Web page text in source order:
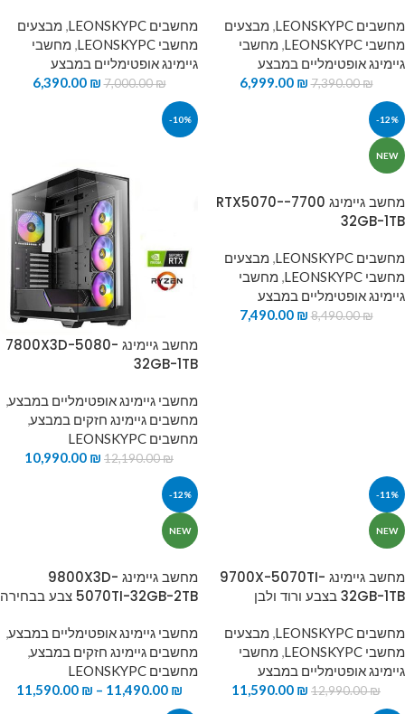
מחשבים LEONSKYPC , מבצעים
מחשבי LEONSKYPC
, מחשבי
גיימינג אופטימליים במבצע
7,390.00₪
6,999.00 ₪
מחשבים LEONSKYPC , מבצעים
מחשבי LEONSKYPC
, מחשבי
גיימינג אופטימליים במבצע
7,000.00₪
6,390.00 ₪
-12%
NEW
מחשב גיימינג 7700-RTX5070-
32GB-1TB
מחשבים LEONSKYPC , מבצעים
מחשבי LEONSKYPC
, מחשבי
גיימינג אופטימליים במבצע
8,490.00₪
7,490.00 ₪
-10%
מחשב גיימינג 7800X3D-5080-
32GB-1TB
מחשבי גיימינג אופטימליים במבצע,
מחשבים גיימינג חזקים במבצע,
מחשבים LEONSKYPC
12,190.00₪
10,990.00 ₪
-11%
NEW
מחשב גיימינג 9700X-5070TI-
32GB-1TB בצבע ורוד ולבן
מחשבים LEONSKYPC , מבצעים
מחשבי LEONSKYPC
, מחשבי
גיימינג אופטימליים במבצע
12,990.00₪
11,590.00 ₪
-12%
NEW
מחשב גיימינג 9800X3D-
5070TI-32GB-2TB צבע בבחירה
מחשבי גיימינג אופטימליים במבצע,
מחשבים גיימינג חזקים במבצע,
מחשבים LEONSKYPC
11,490.00 ₪
–
11,590.00 ₪